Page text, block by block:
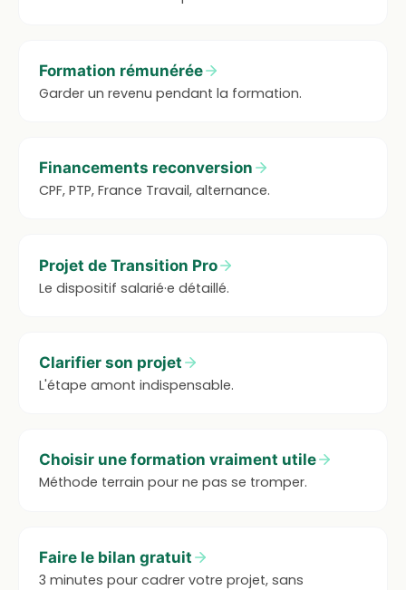
Formation rémunérée
Garder un revenu pendant la formation.
Financements reconversion
CPF, PTP, France Travail, alternance.
Projet de Transition Pro
Le dispositif salarié·e détaillé.
Clarifier son projet
L'étape amont indispensable.
Choisir une formation vraiment utile
Méthode terrain pour ne pas se tromper.
Faire le bilan gratuit
3 minutes pour cadrer votre projet, sans